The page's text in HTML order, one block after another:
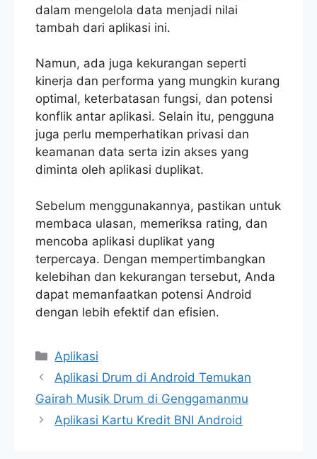
dalam mengelola data menjadi nilai
tambah dari aplikasi ini.
Namun, ada juga kekurangan seperti
kinerja dan performa yang mungkin kurang
optimal, keterbatasan fungsi, dan potensi
konflik antar aplikasi. Selain itu, pengguna
juga perlu memperhatikan privasi dan
keamanan data serta izin akses yang
diminta oleh aplikasi duplikat.
Sebelum menggunakannya, pastikan untuk
membaca ulasan, memeriksa rating, dan
mencoba aplikasi duplikat yang
terpercaya. Dengan mempertimbangkan
kelebihan dan kekurangan tersebut, Anda
dapat memanfaatkan potensi Android
dengan lebih efektif dan efisien.
Categories
Aplikasi
Aplikasi Drum di Android Temukan
Gairah Musik Drum di Genggamanmu
Aplikasi Kartu Kredit BNI Android